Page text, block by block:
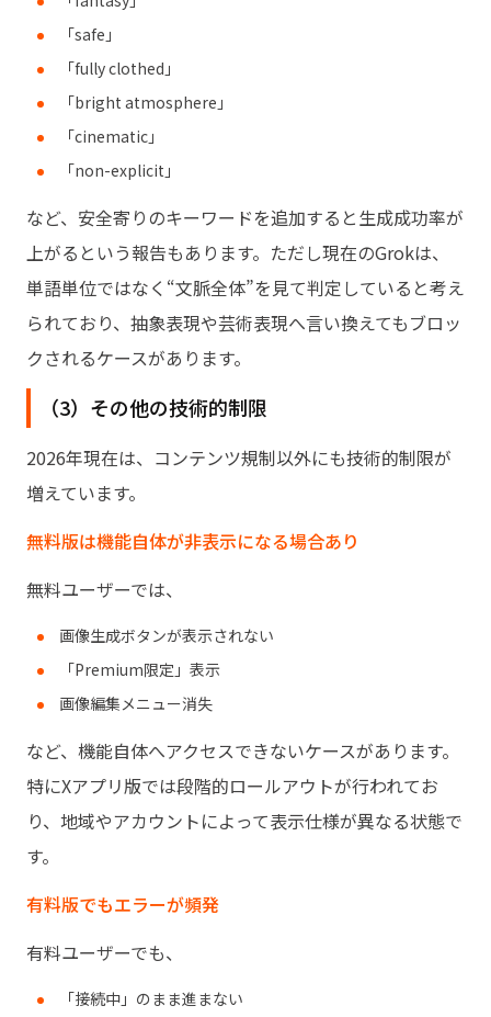
「safe」
「fully clothed」
「bright atmosphere」
「cinematic」
「non-explicit」
など、安全寄りのキーワードを追加すると生成成功率が
上がるという報告もあります。ただし現在のGrokは、
単語単位ではなく“文脈全体”を見て判定していると考え
られており、抽象表現や芸術表現へ言い換えてもブロッ
クされるケースがあります。
（3）その他の技術的制限
2026年現在は、コンテンツ規制以外にも技術的制限が
増えています。
無料版は機能自体が非表示になる場合あり
無料ユーザーでは、
画像生成ボタンが表示されない
「Premium限定」表示
画像編集メニュー消失
など、機能自体へアクセスできないケースがあります。
特にXアプリ版では段階的ロールアウトが行われてお
り、地域やアカウントによって表示仕様が異なる状態で
す。
有料版でもエラーが頻発
有料ユーザーでも、
「接続中」のまま進まない